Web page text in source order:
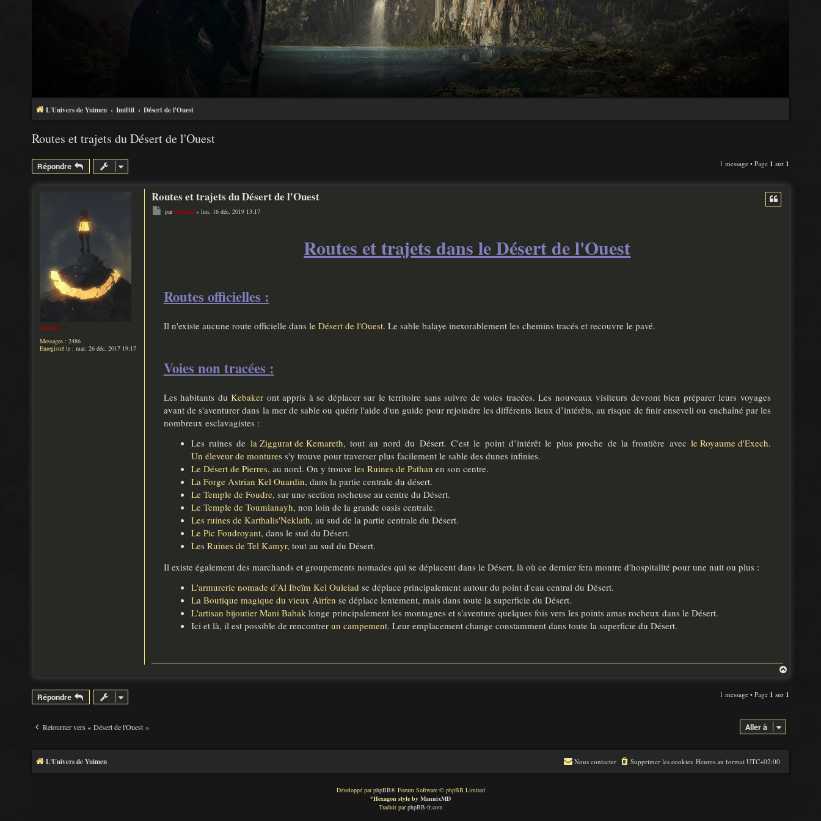
L'Univers de Yuimen Imiftil Désert de l'Ouest
Routes et trajets du Désert de l'Ouest
Répondre 1 message • Page 1 sur 1
Yuimen
Messages : 2486
Enregistré le : mar. 26 déc. 2017 19:17
Routes et trajets du Désert de l'Ouest
M
parYuimen » lun. 16 déc. 2019 13:17
Routes et trajets dans le Désert de l'Ouest
Routes officielles :
Il n'existe aucune route officielle dans le Désert de l'Ouest. Le sable balaye inexorablement les chemins tracés et recouvre le pavé.
Voies non tracées :
Les habitants duKebaker ont appris à se déplacer sur le territoire sans suivre de voies tracées. Les nouveaux visiteurs devront bien préparer leurs voyages
avant de s'aventurer dans la mer de sable ou quérir l'aide d'un guide pour rejoindre les différents lieux d’intérêts, au risque de finir enseveli ou enchaîné par les
nombreux esclavagistes :
Les ruines de la Ziggurat de Kemareth, tout au nord du Désert. C'est le point d’intérêt le plus proche de la frontière avecle Royaume d'Exech.
Un éleveur de monturess'y trouve pour traverser plus facilement le sable des dunes infinies.
Le Désert de Pierres, au nord. On y trouve les Ruines de Pathan en son centre.
La Forge Astrian Kel Ouardin, dans la partie centrale du désert.
Le Temple de Foudre, sur une section rocheuse au centre du Désert.
Le Temple de Toumlanayh, non loin de la grande oasis centrale.
Les ruines de Karthalis'Neklath, au sud de la partie centrale du Désert.
Le Pic Foudroyant, dans le sud du Désert.
Les Ruines de Tel Kamyr, tout au sud du Désert.
Il existe également des marchands et groupements nomades qui se déplacent dans le Désert, là où ce dernier fera montre d'hospitalité pour une nuit ou plus :
L'armurerie nomade d’Al Ibeïm Kel Ouleiad se déplace principalement autour du point d'eau central du Désert.
La Boutique magique du vieux Aïrfen se déplace lentement, mais dans toute la superficie du Désert.
L'artisan bijoutier Mani Babak longe principalement les montagnes et s'aventure quelques fois vers les points amas rocheux dans le Désert.
Ici et là, il est possible de rencontrer un campement. Leur emplacement change constamment dans toute la superficie du Désert.
Répondre 1 message • Page 1 sur 1
Retourner vers « Désert de l'Ouest » Aller à
L'Univers de Yuimen Heures au format UTC+02:00
Supprimer les cookies
Nous contacter
Développé parphpBB® Forum Software © phpBB Limited
*Hexagon style by MannixMD
Traduit parphpBB-fr.com